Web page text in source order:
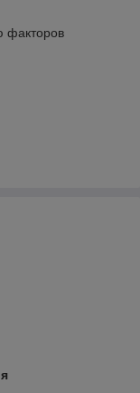
факторов